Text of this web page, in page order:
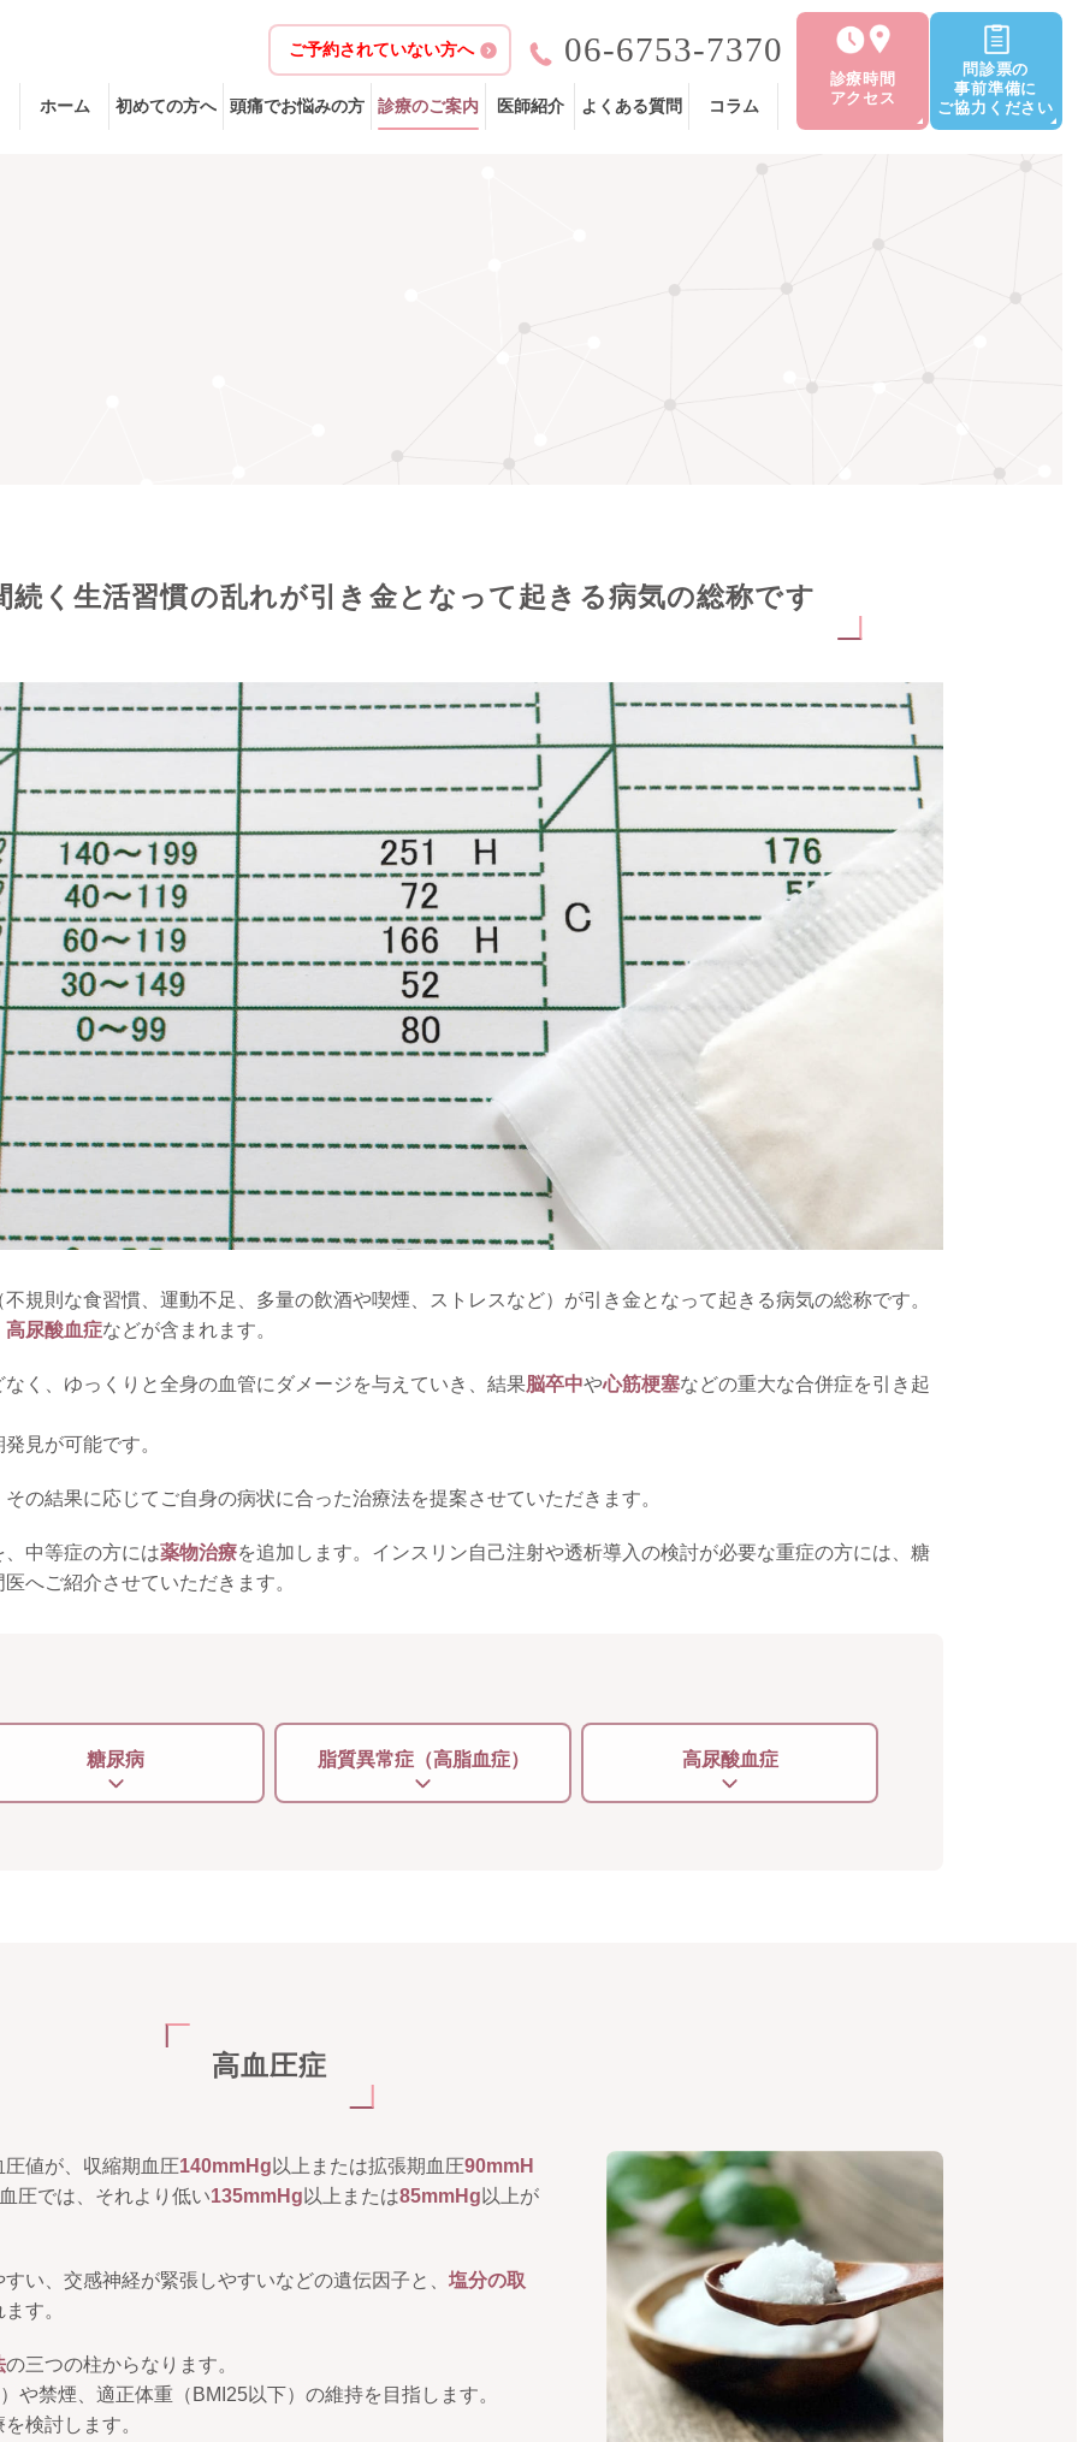
ホーム 初めての方へ 頭痛でお悩みの方 診療のご案内 医師紹介 よくある質問 コラム
ご予約されていない方へ 06-6753-7370
診療時間
アクセス
問診票の
事前準備に
ご協力ください
続く生活習慣の乱れが引き金となって起きる病気の総称です
規則な食習慣、運動不足、多量の飲酒や喫煙、ストレスなど）が引き金となって起きる病気の総称です。
高尿酸血症などが含まれます。
く、ゆっくりと全身の血管にダメージを与えていき、結果脳卒中や心筋梗塞などの重大な合併症を引き起
見が可能です。
の結果に応じてご自身の病状に合った治療法を提案させていただきます。
、中等症の方には薬物治療を追加します。インスリン自己注射や透析導入の検討が必要な重症の方には、糖
へご紹介させていただきます。
糖尿病 脂質異常症（高脂血症） 高尿酸血症
高血圧症
値が、収縮期血圧140mmHg 以上または拡張期血圧90mmH
圧では、それより低い135mmHg 以上または85mmHg 以上が
い、交感神経が緊張しやすいなどの遺伝因子と、 塩分の取
す。
の三つの柱からなります。
や禁煙、適正体重（BMI25以下）の維持を目指します。
検討します。